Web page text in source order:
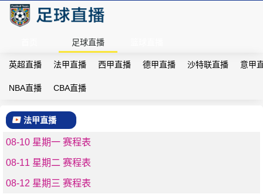
足球直播
英超直播 法甲直播 西甲直播 德甲直播 沙特联直播 意甲
NBA直播 CBA直播
法甲直播
08-10 星期一 赛程表
08-11 星期二 赛程表
08-12 星期三 赛程表